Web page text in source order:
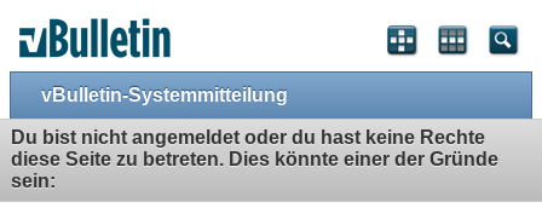
vBulletin-Systemmitteilung
Du bist nicht angemeldet oder du hast keine Rechte
diese Seite zu betreten. Dies könnte einer der Gründe
sein: